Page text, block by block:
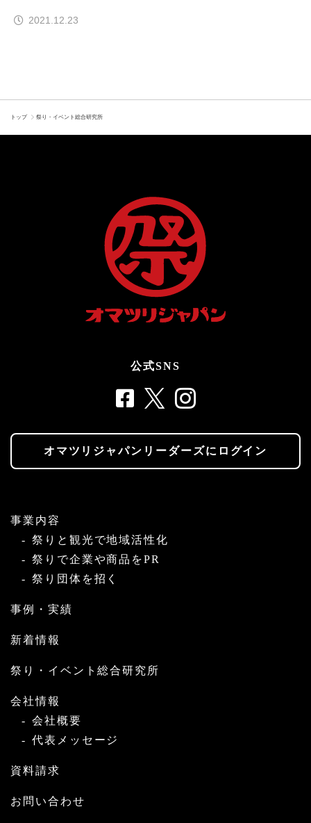
2021.12.23
トップ 祭り・イベント総合研究所
公式SNS
オマツリジャパンリーダーズにログイン
事業内容
祭りと観光で地域活性化
祭りで企業や商品をPR
祭り団体を招く
事例・実績
新着情報
祭り・イベント総合研究所
会社情報
会社概要
代表メッセージ
資料請求
お問い合わせ